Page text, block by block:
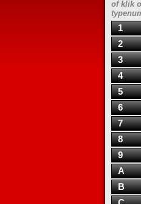
of klik
1
2
3
4
5
6
7
8
9
A
B